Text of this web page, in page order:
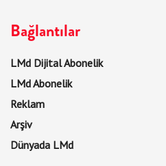
Bağlantılar
LMd Dijital Abonelik
LMd Abonelik
Reklam
Arşiv
Dünyada LMd